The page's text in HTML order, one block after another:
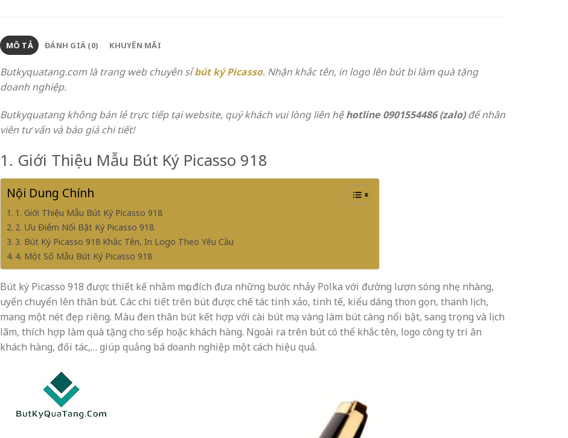
MÔ TẢ ĐÁNH GIÁ (0) KHUYẾN MÃI
Butkyquatang.com là trang web chuyên sỉbút ký Picasso. Nhận khắc tên, in logo lên bút bi làm quà tặng
doanh nghiệp.
Butkyquatang không bán lẻ trực tiếp tại website, quý khách vui lòng liên hệhotline 0901554486 (zalo)để nhân
viên tư vấn và báo giá chi tiết!
1. Giới Thiệu Mẫu Bút Ký Picasso 918
Nội Dung Chính
1. Giới Thiệu Mẫu Bút Ký Picasso 918
2. Ưu Điểm Nổi Bật Ký Picasso 918
3. Bút Ký Picasso 918 Khắc Tên, In Logo Theo Yêu Cầu
4. Một Số Mẫu Bút Ký Picasso 918
Bút ký Picasso 918 được thiết kế nhằm mục đích đưa những bước nhảy Polka với đường lượn sóng nhẹ nhàng,
uyển chuyển lên thân bút. Các chi tiết trên bút được chế tác tinh xảo, tinh tế, kiểu dáng thon gọn, thanh lịch,
mang một nét đẹp riêng. Màu đen thân bút kết hợp với cài bút mạ vàng làm bút càng nổi bật, sang trọng và lịch
lãm, thích hợp làm quà tặng cho sếp hoặc khách hàng. Ngoài ra trên bút có thể khắc tên, logo công ty tri ân
khách hàng, đối tác,… giúp quảng bá doanh nghiệp một cách hiệu quả.